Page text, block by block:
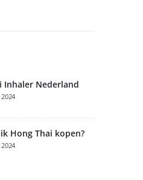
Inhaler Nederland
Hong Thai kopen?